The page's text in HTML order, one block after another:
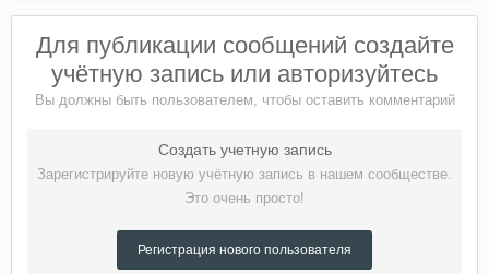
Для публикации сообщений создайте
учётную запись или авторизуйтесь
Вы должны быть пользователем, чтобы оставить комментарий
Создать учетную запись
Зарегистрируйте новую учётную запись в нашем сообществе.
Это очень просто!
Регистрация нового пользователя